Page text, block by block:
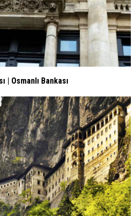
| Osmanlı Bankası